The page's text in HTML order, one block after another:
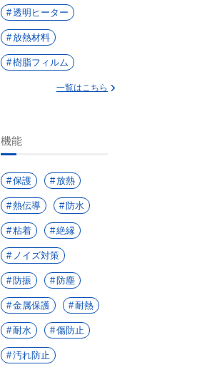
透明ヒーター
放熱材料
樹脂フィルム
一覧はこちら
機能
保護 放熱
熱伝導 防水
粘着 絶縁
ノイズ対策
防振 防塵
金属保護 耐熱
耐水 傷防止
汚れ防止